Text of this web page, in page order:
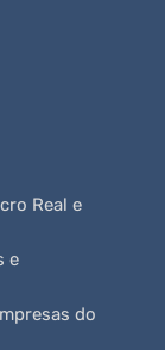
Real e
e
do